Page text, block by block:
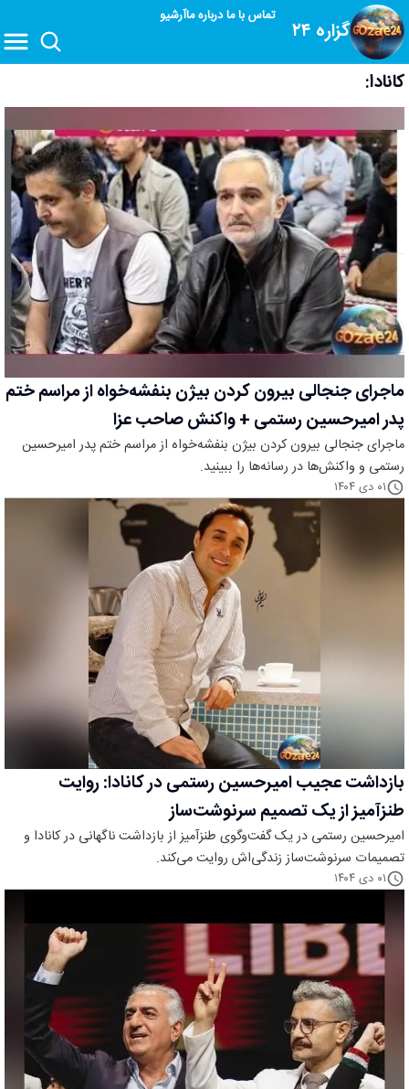
گزاره ۲۴
تماس با مادرباره ماآرشیو
کانادا:
ماجرای جنجالی بیرون کردن بیژن بنفشه‌خواه از مراسم ختم
پدر امیرحسین رستمی + واکنش صاحب عزا
ماجرای جنجالی بیرون کردن بیژن بنفشه‌خواه از مراسم ختم پدر امیرحسین
رستمی و واکنش‌ها در رسانه‌ها را ببینید.
۰۱ دی ۱۴۰۴
بازداشت عجیب امیرحسین رستمی در کانادا: روایت
طنزآمیز از یک تصمیم سرنوشت‌ساز
امیرحسین رستمی در یک گفت‌وگوی طنزآمیز از بازداشت ناگهانی در کانادا و
تصمیمات سرنوشت‌ساز زندگی‌اش روایت می‌کند.
۰۱ دی ۱۴۰۴